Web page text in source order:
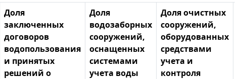
Доля
заключенных
договоров
водопользования
и принятых
решений о
Доля
водозаборных
сооружений,
оснащенных
системами
учета воды
Доля очистных
сооружений,
оборудованных
средствами
учета и
контроля